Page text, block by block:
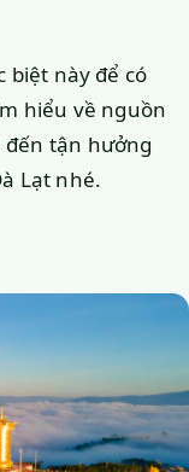
biệt này để có
hiểu về nguồn
đến tận hưởng
Lạt nhé.